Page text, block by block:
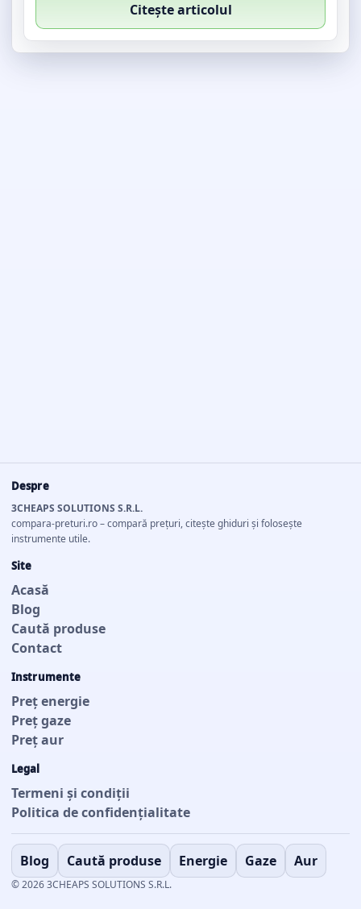
Citește articolul
Despre
3CHEAPS SOLUTIONS S.R.L.
compara-preturi.ro – compară prețuri, citește ghiduri și folosește
instrumente utile.
Site
Acasă
Blog
Caută produse
Contact
Instrumente
Preț energie
Preț gaze
Preț aur
Legal
Termeni și condiții
Politica de confidențialitate
Blog Caută produse Energie Gaze Aur
© 2026 3CHEAPS SOLUTIONS S.R.L.